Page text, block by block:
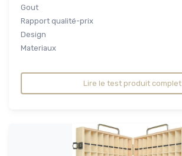
Gout
Rapport qualité-prix
Design
Materiaux
Lire le test produit complet